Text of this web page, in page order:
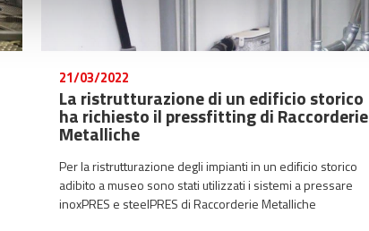
21/03/2022
La ristrutturazione di un edificio storico
ha richiesto il pressfitting di Raccorderie
Metalliche
Per la ristrutturazione degli impianti in un edificio storico
adibito a museo sono stati utilizzati i sistemi a pressare
inoxPRES e steelPRES di Raccorderie Metalliche